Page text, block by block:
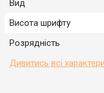
Вид
Висота шрифту
Розрядність
Дивитись всі